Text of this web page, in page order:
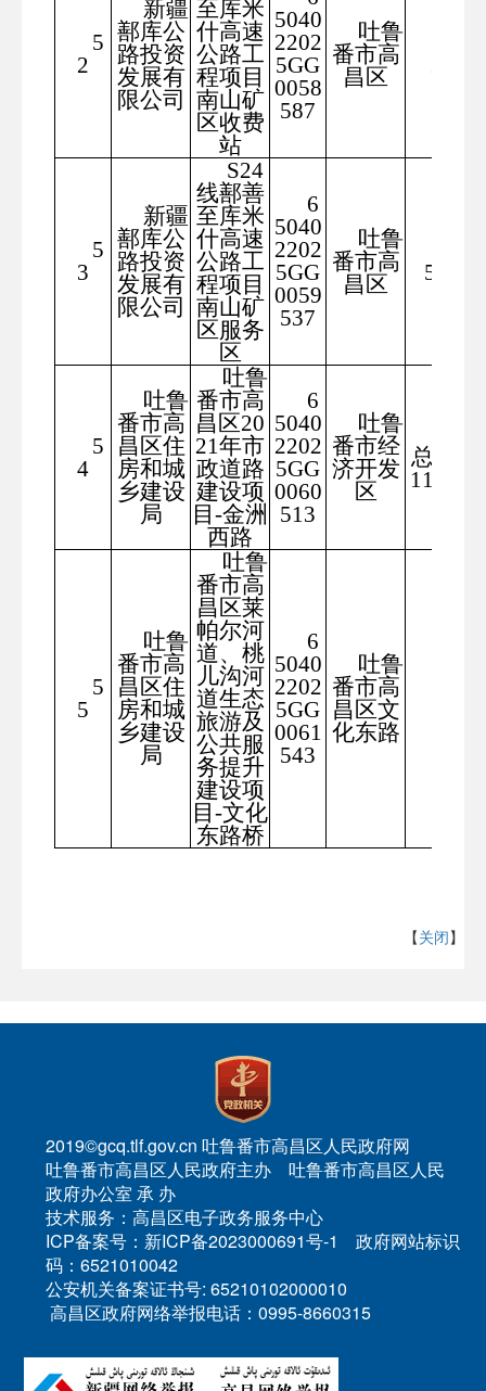
5
2
新疆
鄯库公
路投资
发展有
限公司
至库米
什高速
公路工
程项目
南山矿
区收费
站
5040
2202
5GG
0058
587
吐鲁
番市高
昌区
5
3
新疆
鄯库公
路投资
发展有
限公司
S24
线鄯善
至库米
什高速
公路工
程项目
南山矿
区服务
区
6
5040
2202
5GG
0059
537
吐鲁
番市高
昌区
5.83
5
4
吐鲁
番市高
昌区住
房和城
乡建设
局
吐鲁
番市高
昌区20
21年市
政道路
建设项
目-金洲
西路
6
5040
2202
5GG
0060
513
吐鲁
番市经
济开发
区
总长度
1102米
5
5
吐鲁
番市高
昌区住
房和城
乡建设
局
吐鲁
番市高
昌区莱
帕尔河
道、桃
儿沟河
道生态
旅游及
公共服
务提升
建设项
目-文化
东路桥
6
5040
2202
5GG
0061
543
吐鲁
番市高
昌区文
化东路
【关闭】
2019©gcq.tlf.gov.cn 吐鲁番市高昌区人民政府网
吐鲁番市高昌区人民政府主办 吐鲁番市高昌区人民
政府办公室 承 办
技术服务：高昌区电子政务服务中心
ICP备案号：新ICP备2023000691号-1 政府网站标识
码：6521010042
公安机关备案证书号: 65210102000010
高昌区政府网络举报电话：0995-8660315